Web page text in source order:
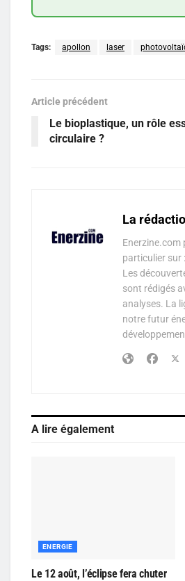
Tags: apollon laser
Article précédent
Le bioplastique, un rôle
circulaire ?
La
Enerzine.com
particulier sur
Les
sont rédigés
analyses. La
notre futur
A lire également
ENERGIE
Le 12 août, l’éclipse fera chuter